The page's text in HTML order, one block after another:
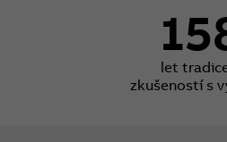
let
zkušeností s